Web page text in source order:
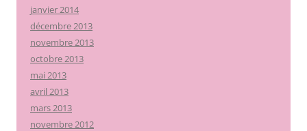
janvier 2014
décembre 2013
novembre 2013
octobre 2013
mai 2013
avril 2013
mars 2013
novembre 2012